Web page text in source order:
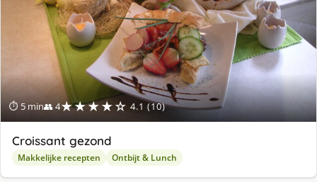
⏱ 5 min👥 4★★★★☆ 4.1 (10)
Croissant gezond
Makkelijke recepten Ontbijt & Lunch